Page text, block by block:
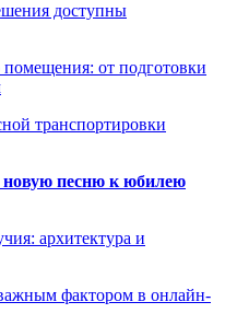
доступны
помещения: от подготовки
транспортировки
новую песню к юбилею
архитектура и
фактором в онлайн-